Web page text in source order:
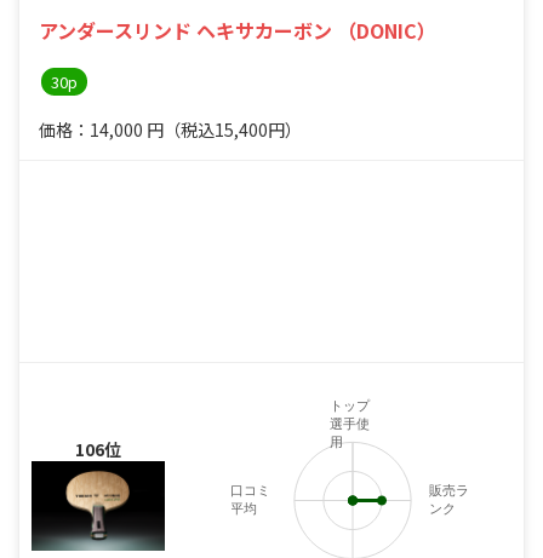
アンダースリンド ヘキサカーボン （DONIC）
30p
価格：14,000 円 （税込15,400円）
106位
トップ
選手使
用
販売ラ
ンク
口コミ
平均